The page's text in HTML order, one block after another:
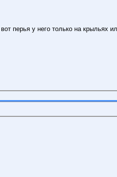
перья у него только на крыльях